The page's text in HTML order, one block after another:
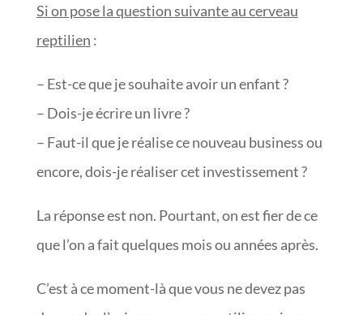
Si on pose la question suivante au cerveau
reptilien :
– Est-ce que je souhaite avoir un enfant ?
– Dois-je écrire un livre ?
– Faut-il que je réalise ce nouveau business ou
encore, dois-je réaliser cet investissement ?
La réponse est non. Pourtant, on est fier de ce
que l’on a fait quelques mois ou années après.
C’est à ce moment-là que vous ne devez pas